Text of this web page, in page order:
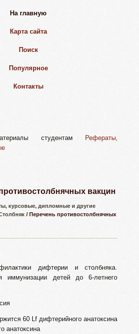
На главную
Карта сайта
Поиск
Популярное
Контакты
студентам
Рефераты,
вакцин
курсовые, дипломные и другие
/ Перечень противостолбнячных
дифтерии и столбняка.
иммунизации детей до 6-летнего
60 Lf дифтерийного анатоксина
анатоксина